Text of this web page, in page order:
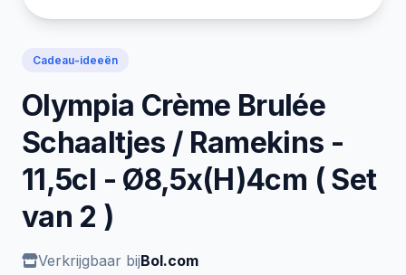
Cadeau-ideeën
Olympia Crème Brulée
Schaaltjes / Ramekins -
11,5cl - Ø8,5x(H)4cm ( Set
van 2 )
Verkrijgbaar bijBol.com